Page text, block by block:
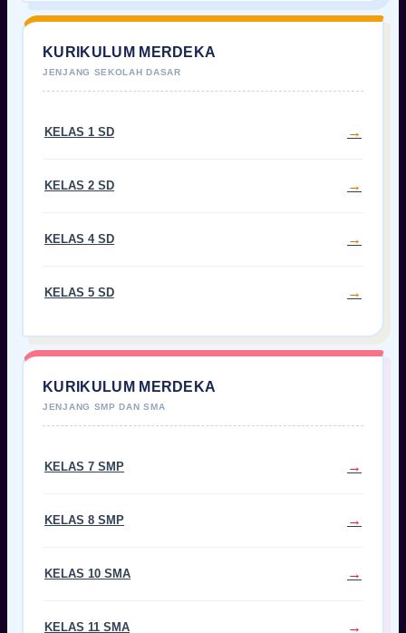
KURIKULUM MERDEKA
KELAS 1 SD
KELAS 2 SD
KELAS 4 SD
KELAS 5 SD
KURIKULUM MERDEKA
KELAS 7 SMP
KELAS 8 SMP
KELAS 10 SMA
KELAS 11 SMA